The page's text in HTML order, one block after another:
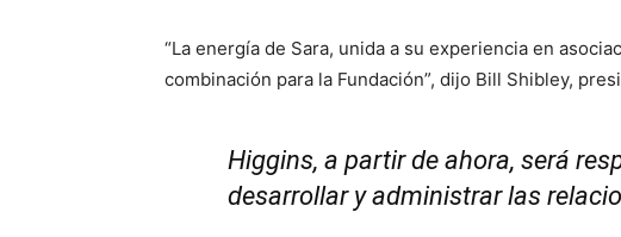
“La energía de Sara, unida a su experiencia en
combinación para la Fundación”, dijo Bill Shibley,
Higgins, a partir de ahora, será
desarrollar y administrar las